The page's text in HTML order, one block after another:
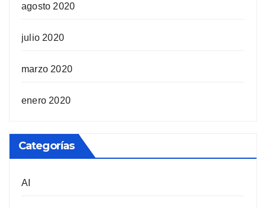
agosto 2020
julio 2020
marzo 2020
enero 2020
Categorías
AI